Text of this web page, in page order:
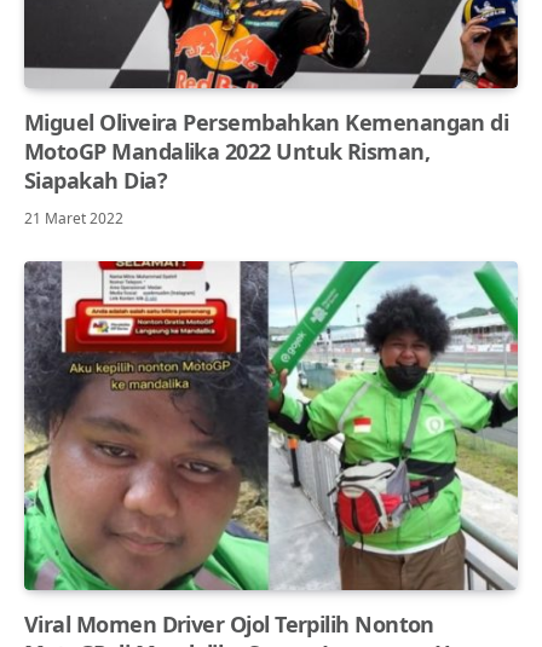
Miguel Oliveira Persembahkan Kemenangan di
MotoGP Mandalika 2022 Untuk Risman,
Siapakah Dia?
21 Maret 2022
Viral Momen Driver Ojol Terpilih Nonton